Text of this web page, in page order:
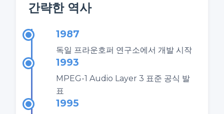
간략한 역사
1987
독일 프라운호퍼 연구소에서 개발 시작
1993
MPEG-1 Audio Layer 3 표준 공식 발
표
1995